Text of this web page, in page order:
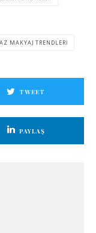
MAKYAJ TRENDLERI
TWEET
PAYLAŞ